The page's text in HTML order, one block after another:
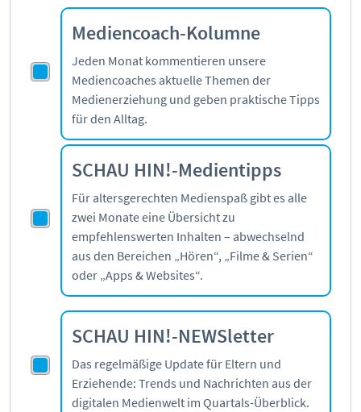
Mediencoach-Kolumne
Jeden Monat kommentieren unsere
Mediencoaches aktuelle Themen der
Medienerziehung und geben praktische Tipps
für den Alltag.
SCHAU HIN!-Medientipps
Für altersgerechten Medienspaß gibt es alle
zwei Monate eine Übersicht zu
empfehlenswerten Inhalten – abwechselnd
aus den Bereichen „Hören“, „Filme & Serien“
oder „Apps & Websites“.
SCHAU HIN!-NEWSletter
Das regelmäßige Update für Eltern und
Erziehende: Trends und Nachrichten aus der
digitalen Medienwelt im Quartals-Überblick.